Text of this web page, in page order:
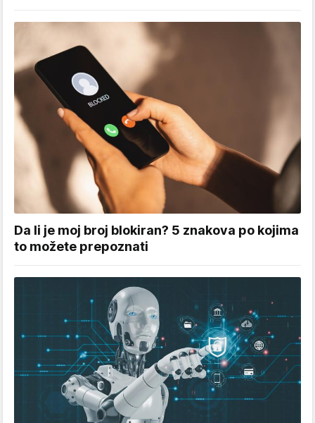
Da li je moj broj blokiran? 5 znakova po kojima
to možete prepoznati